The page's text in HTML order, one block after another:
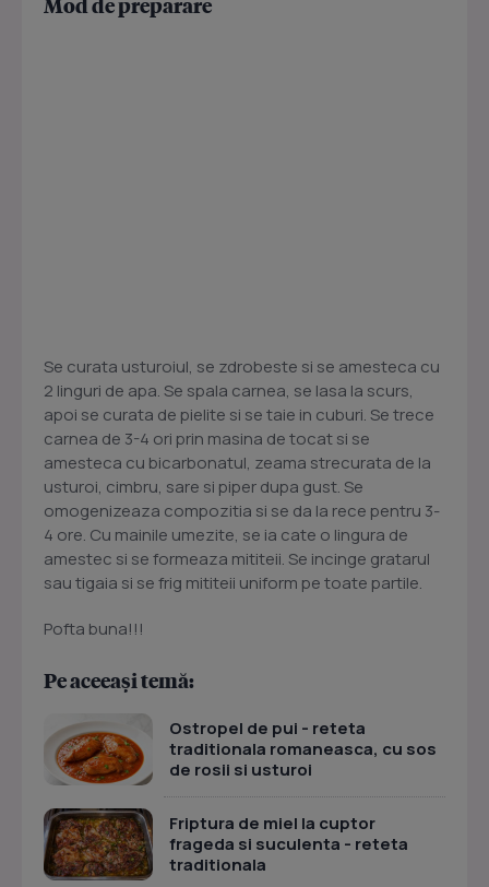
Mod de preparare
Se curata usturoiul, se zdrobeste si se amesteca cu
2 linguri de apa. Se spala carnea, se lasa la scurs,
apoi se curata de pielite si se taie in cuburi. Se trece
carnea de 3-4 ori prin masina de tocat si se
amesteca cu bicarbonatul, zeama strecurata de la
usturoi, cimbru, sare si piper dupa gust. Se
omogenizeaza compozitia si se da la rece pentru 3-
4 ore. Cu mainile umezite, se ia cate o lingura de
amestec si se formeaza mititeii. Se incinge gratarul
sau tigaia si se frig mititeii uniform pe toate partile.
Pofta buna!!!
Pe aceeași temă:
Ostropel de pui - reteta
traditionala romaneasca, cu sos
de rosii si usturoi
Friptura de miel la cuptor
frageda si suculenta - reteta
traditionala